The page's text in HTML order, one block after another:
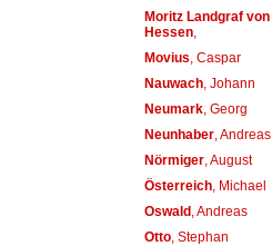
Moritz Landgraf von
Hessen,
Movius , Caspar
Nauwach, Johann
Neumark, Georg
Neunhaber, Andreas
Nörmiger, August
Österreich, Michael
Oswald, Andreas
Otto, Stephan